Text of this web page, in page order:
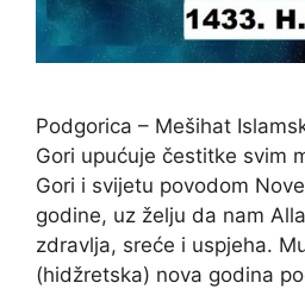
Podgorica – Mešihat
Gori upućuje čestitke svim
Gori i svijetu povodom
godine, uz želju da nam
zdravlja, sreće i uspjeha.
(hidžretska) nova godina